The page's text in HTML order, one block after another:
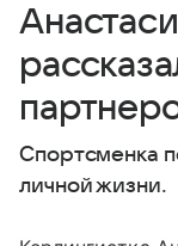
Спортсменка
личной жизни.